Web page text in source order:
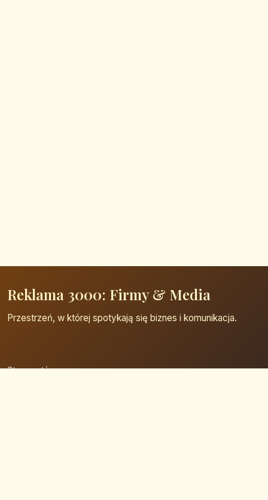
Reklama 3000: Firmy & Media
Przestrzeń, w której spotykają się biznes i komunikacja.
Strona główna